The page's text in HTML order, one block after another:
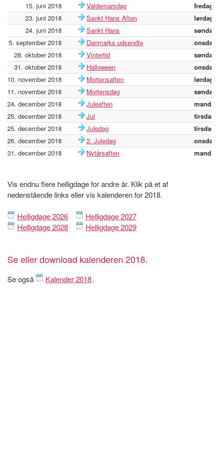
15. juni 2018
Valdemarsdag
fredag
23. juni 2018
Sankt Hans Aften
lørdag
24. juni 2018
Sankt Hans
søndag
5. september 2018
Danmarks udsendte
onsdag
28. oktober 2018
Vintertid
søndag
31. oktober 2018
Halloween
onsdag
10. november 2018
Mortensaften
lørdag
11. november 2018
Mortensdag
søndag
24. december 2018
Juleaften
mandag
25. december 2018
Jul
tirsdag
25. december 2018
Juledag
tirsdag
26. december 2018
2. Juledag
onsdag
31. december 2018
Nytårsaften mandag
Vis endnu flere helligdage for andre år. Klik på et af
nedenstående links eller vis kalenderen for 2018.
Helligdage 2026
Helligdage 2027
Helligdage 2028
Helligdage 2029
Se eller download kalenderen 2018.
Se også Kalender 2018.